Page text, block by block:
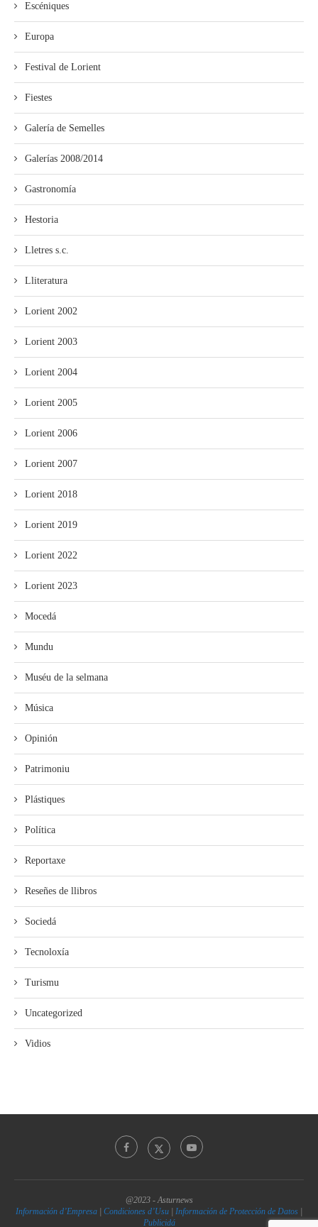
Escéniques
Europa
Festival de Lorient
Fiestes
Galería de Semelles
Galerías 2008/2014
Gastronomía
Hestoria
Lletres s.c.
Lliteratura
Lorient 2002
Lorient 2003
Lorient 2004
Lorient 2005
Lorient 2006
Lorient 2007
Lorient 2018
Lorient 2019
Lorient 2022
Lorient 2023
Mocedá
Mundu
Muséu de la selmana
Música
Opinión
Patrimoniu
Plástiques
Política
Reportaxe
Reseñes de llibros
Sociedá
Tecnoloxía
Turismu
Uncategorized
Vidios
@2023 - Asturnews
Información d’Empresa
Condiciones d’Usu Información de Protección de Datos
Publicidá